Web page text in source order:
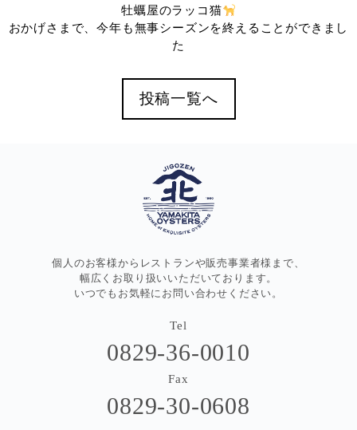
牡蠣屋のラッコ猫
おかげさまで、今年も無事シーズンを終えることができまし
た
投稿一覧へ
個人のお客様からレストランや販売事業者様まで、
幅広くお取り扱いいただいております。
いつでもお気軽にお問い合わせください。
Tel
0829-36-0010
Fax
0829-30-0608